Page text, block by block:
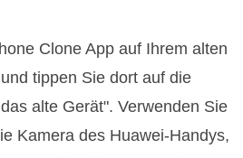
Clone App auf Ihrem alten
tippen Sie dort auf die
alte Gerät". Verwenden Sie
Kamera des Huawei-Handys,